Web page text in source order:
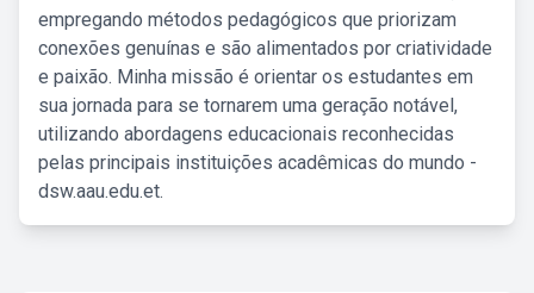
empregando métodos pedagógicos que priorizam
conexões genuínas e são alimentados por criatividade
e paixão. Minha missão é orientar os estudantes em
sua jornada para se tornarem uma geração notável,
utilizando abordagens educacionais reconhecidas
pelas principais instituições acadêmicas do mundo -
dsw.aau.edu.et.